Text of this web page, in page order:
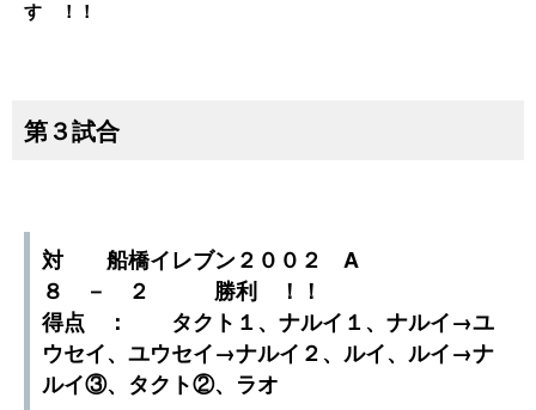
す ！！
第３試合
対 船橋イレブン２００２ A
８ － ２ 勝利 ！！
得点 ： タクト１、ナルイ１、ナルイ→ユ
ウセイ、ユウセイ→ナルイ２、ルイ、ルイ→ナ
ルイ③、タクト②、ラオ